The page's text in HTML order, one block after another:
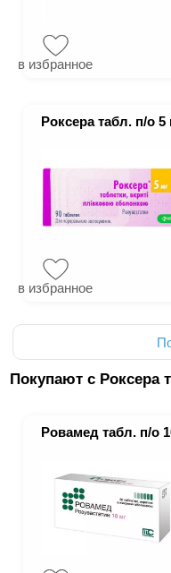
в избранное
Роксера табл. п/о
в избранное
Покупают с Роксера
Ровамед табл. п/о